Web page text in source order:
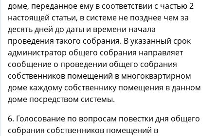
доме, переданное ему в соответствии с частью 2
настоящей статьи, в системе не позднее чем за
десять дней до даты и времени начала
проведения такого собрания. В указанный срок
администратор общего собрания направляет
сообщение о проведении общего собрания
собственников помещений в многоквартирном
доме каждому собственнику помещения в данном
доме посредством системы.
6. Голосование по вопросам повестки дня общего
собрания собственников помещений в